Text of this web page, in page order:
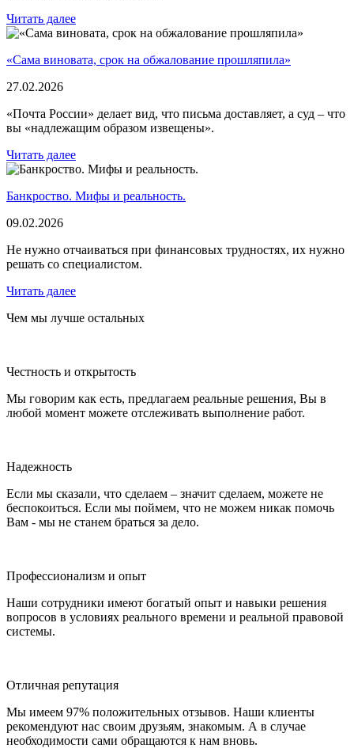
Читать далее
«Сама виновата, срок на обжалование прошляпила»
27.02.2026
«Почта России» делает вид, что письма доставляет, а суд – что
вы «надлежащим образом извещены».
Читать далее
Банкроство. Мифы и реальность.
09.02.2026
Не нужно отчаиваться при финансовых трудностях, их нужно
решать со специалистом.
Читать далее
Чем мы лучше остальных
Честность и открытость
Мы говорим как есть, предлагаем реальные решения, Вы в
любой момент можете отслеживать выполнение работ.
Надежность
Если мы сказали, что сделаем – значит сделаем, можете не
беспокоиться. Если мы поймем, что не можем никак помочь
Вам - мы не станем браться за дело.
Профессионализм и опыт
Наши сотрудники имеют богатый опыт и навыки решения
вопросов в условиях реального времени и реальной правовой
системы.
Отличная репутация
Мы имеем 97% положительных отзывов. Наши клиенты
рекомендуют нас своим друзьям, знакомым. А в случае
необходимости сами обращаются к нам вновь.